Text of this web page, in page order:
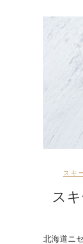
スキ
ス
北海道ニ